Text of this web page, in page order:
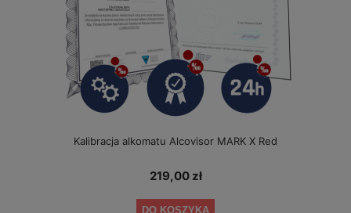
Kalibracja alkomatu Alcovisor MARK X Red
219,00 zł
DO KOSZYKA